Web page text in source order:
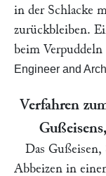
in der Schlacke
zurückbleiben.
beim Verpuddeln
Engineer and
Verfahren
Das
Abbeizen in